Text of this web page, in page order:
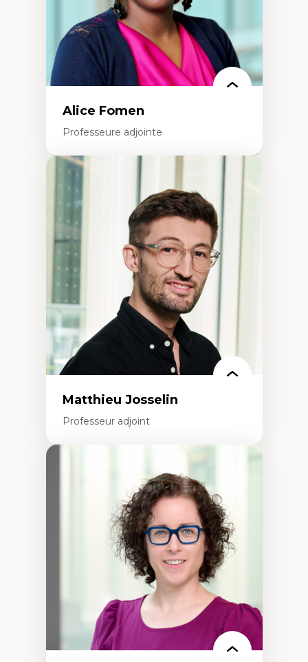
Alice Fomen
Professeure adjointe
Expertises
Acceptabilité, acceptation et adoption des
technologies
Technologies d'apprentissage innovantes
Insertion professionnelle du nouveau
personnel enseignant
Construction identitaire en milieu
minoritaire francophone
Technologies éducatives pour la formation
continue
Matthieu Josselin
Professeur adjoint
Ethnographie critique des environnements
d’apprentissage des étudiant.e.s
Approche transdisciplinaire des
compétences socioaffectives et
interculturelles
Didactique des langues secondes et
compétence pragmatique
Andragogie
Méthodologies de recherche qualitative